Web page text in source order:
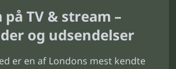
på TV & stream –
og udsendelser
er en af Londons mest kendte